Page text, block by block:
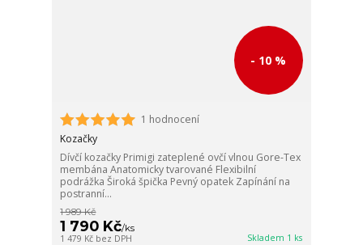
- 10 %
1 hodnocení
Kozačky
Dívčí kozačky Primigi zateplené ovčí vlnou Gore-Tex
membána Anatomicky tvarované Flexibilní
podrážka Široká špička Pevný opatek Zapínání na
postranní...
1 989 Kč
1 790 Kč/ks
1 479 Kč bez DPH Skladem 1 ks